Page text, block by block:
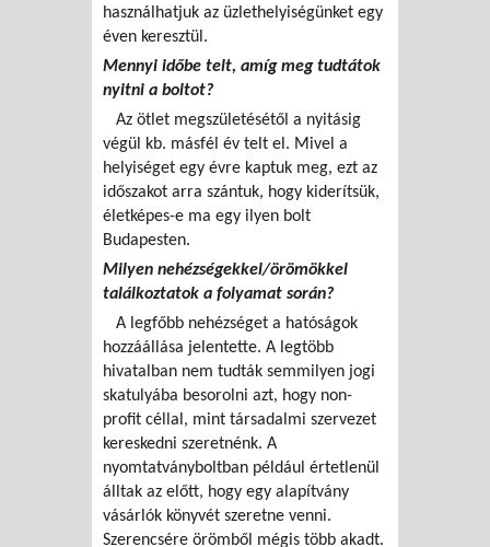
használhatjuk az üzlethelyiségünket egy
éven keresztül.
Mennyi időbe telt, amíg meg tudtátok
nyitni a boltot?
Az ötlet megszületésétől a nyitásig
végül kb. másfél év telt el. Mivel a
helyiséget egy évre kaptuk meg, ezt az
időszakot arra szántuk, hogy kiderítsük,
életképes-e ma egy ilyen bolt
Budapesten.
Milyen nehézségekkel/örömökkel
találkoztatok a folyamat során?
A legfőbb nehézséget a hatóságok
hozzáállása jelentette. A legtöbb
hivatalban nem tudták semmilyen jogi
skatulyába besorolni azt, hogy non-
profit céllal, mint társadalmi szervezet
kereskedni szeretnénk. A
nyomtatványboltban például értetlenül
álltak az előtt, hogy egy alapítvány
vásárlók könyvét szeretne venni.
Szerencsére örömből mégis több akadt.